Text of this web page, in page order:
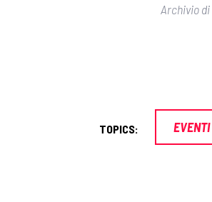
Archivio
TOPICS: EVENTI